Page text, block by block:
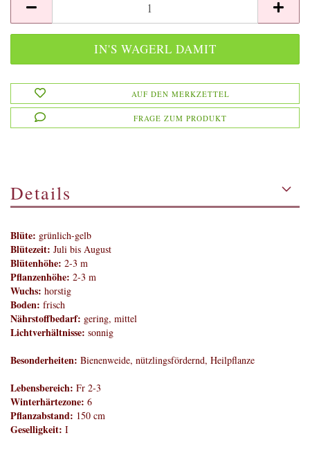
AUF DEN MERKZETTEL
FRAGE ZUM PRODUKT
Details
Blüte: grünlich-gelb
Blütezeit: Juli bis August
Blütenhöhe: 2-3 m
Pflanzenhöhe: 2-3 m
Wuchs: horstig
Boden: frisch
Nährstoffbedarf: gering, mittel
Lichtverhältnisse: sonnig
Besonderheiten: Bienenweide, nützlingsfördernd, Heilpflanze
Lebensbereich: Fr 2-3
Winterhärtezone: 6
Pflanzabstand: 150 cm
Geselligkeit: I